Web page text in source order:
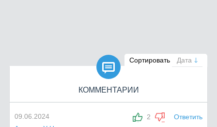
Сортировать Дата

КОММЕНТАРИИ
2 Ответить
09.06.2024